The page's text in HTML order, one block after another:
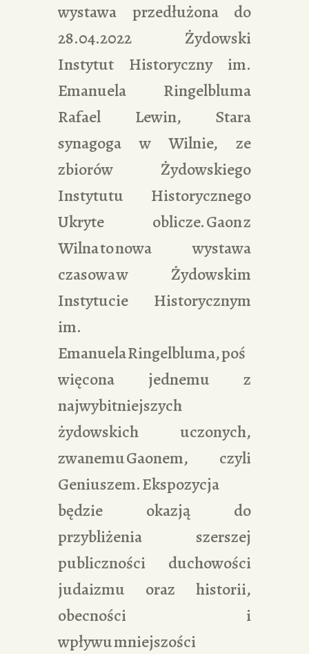
wystawa przedłużona do
28.04.2022 Żydowski
Instytut Historyczny im.
Emanuela Ringelbluma
Rafael Lewin, Stara
synagoga w Wilnie, ze
zbiorów Żydowskiego
Instytutu Historycznego
Ukryte oblicze. Gaon z
Wilna to nowa wystawa
czasowa w Żydowskim
Instytucie Historycznym
im.
Emanuela Ringelbluma, poś
więcona jednemu z
najwybitniejszych
żydowskich uczonych,
zwanemu Gaonem, czyli
Geniuszem. Ekspozycja
będzie okazją do
przybliżenia szerszej
publiczności duchowości
judaizmu oraz historii,
obecności i
wpływu mniejszości